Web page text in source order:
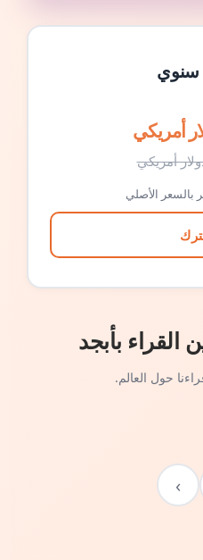
أمريكي
أمريكي
القراء بأبجد
حول العالم.
›